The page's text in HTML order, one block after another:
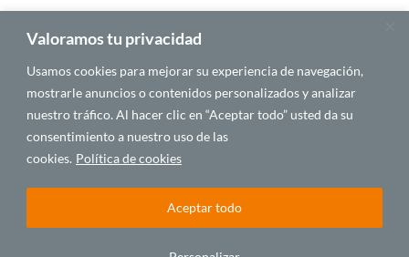
Valoramos tu privacidad
Usamos cookies para mejorar su experiencia de navegación,
mostrarle anuncios o contenidos personalizados y analizar
nuestro tráfico. Al hacer clic en “Aceptar todo” usted da su
consentimiento a nuestro uso de las
cookies. Política de cookies
Aceptar todo
Blog
About Us
Personalities
English